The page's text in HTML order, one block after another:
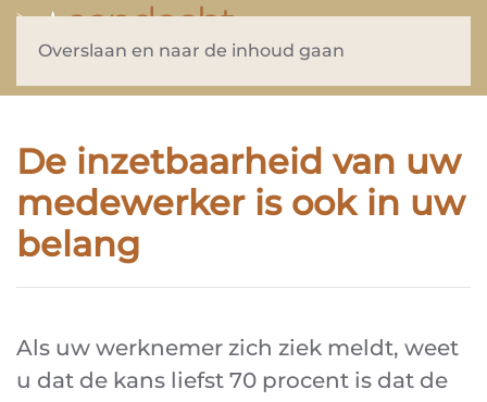
Overslaan en naar de inhoud gaan
De inzetbaarheid van uw
medewerker is ook in uw
belang
Als uw werknemer zich ziek meldt, weet
u dat de kans liefst 70 procent is dat de